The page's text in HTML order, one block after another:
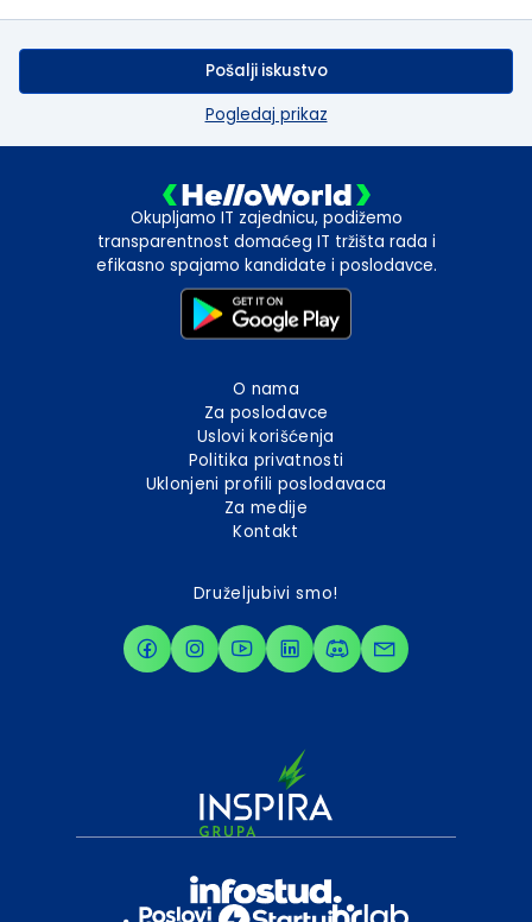
Pošalji iskustvo
Pogledaj prikaz
Okupljamo IT zajednicu, podižemo
transparentnost domaćeg IT tržišta rada i
efikasno spajamo kandidate i poslodavce.
O nama
Za poslodavce
Uslovi korišćenja
Politika privatnosti
Uklonjeni profili poslodavaca
Za medije
Kontakt
Druželjubivi smo!